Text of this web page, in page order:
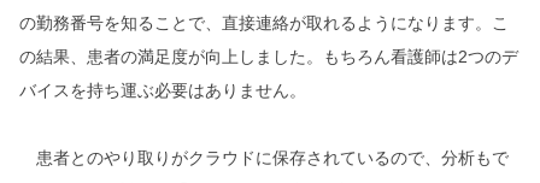
の勤務番号を知ることで、直接連絡が取れるようになります。こ
の結果、患者の満足度が向上しました。もちろん看護師は2つのデ
バイスを持ち運ぶ必要はありません。
患者とのやり取りがクラウドに保存されているので、分析もで